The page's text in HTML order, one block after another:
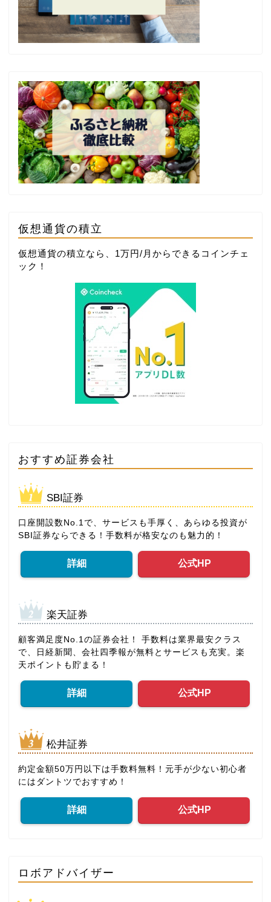
仮想通貨の積立
仮想通貨の積立なら、1万円/月からできる コインチェ
ック ！
おすすめ証券会社
SBI証券
口座開設数No.1で、サービスも手厚く、あらゆる投資が
SBI証券ならできる！手数料が格安なのも魅力的！
詳細 公式HP
楽天証券
顧客満足度No.1の証券会社！ 手数料は業界最安クラス
で、日経新聞、会社四季報が無料とサービスも充実。楽
天ポイントも貯まる！
詳細 公式HP
松井証券
約定金額50万円以下は手数料無料！元手が少ない初心者
にはダントツでおすすめ！
詳細 公式HP
ロボアドバイザー